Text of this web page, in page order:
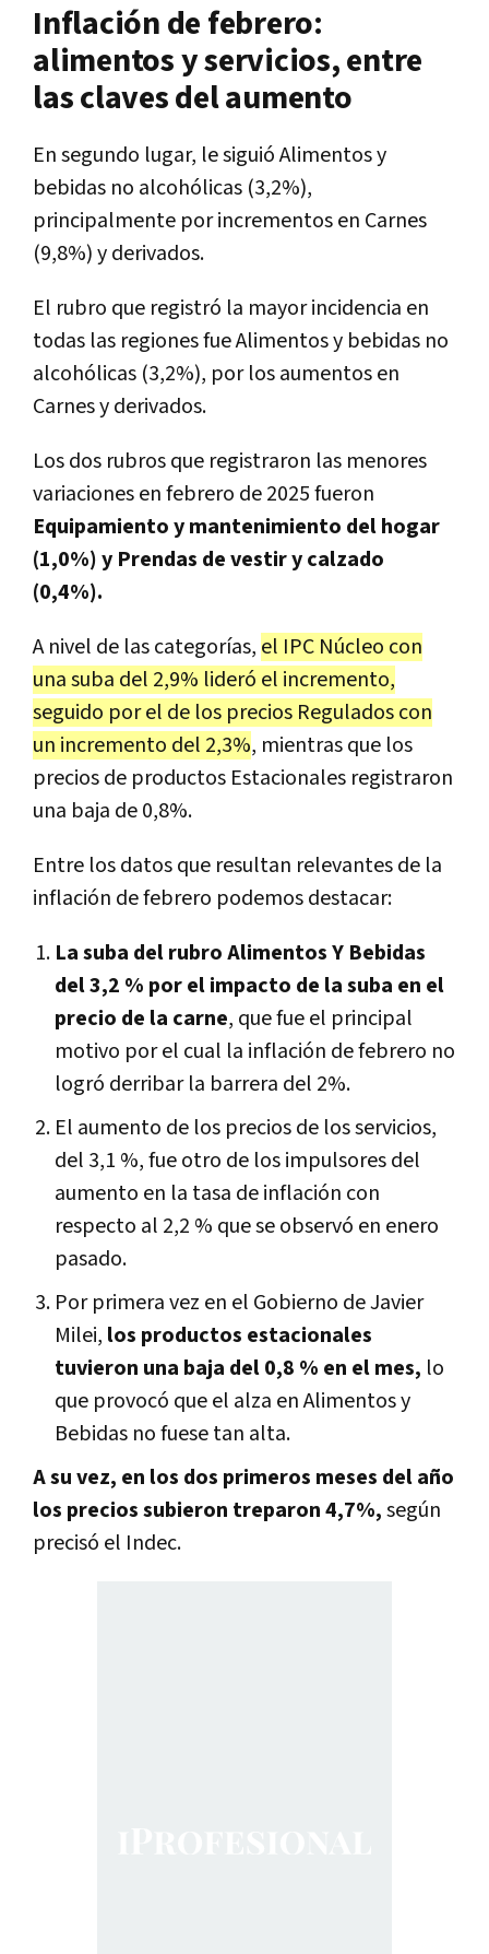
Inflación de febrero:
alimentos y servicios, entre
las claves del aumento
En segundo lugar, le siguió Alimentos y
bebidas no alcohólicas (3,2%),
principalmente por incrementos en Carnes
(9,8%) y derivados.
El rubro que registró la mayor incidencia en
todas las regiones fue Alimentos y bebidas no
alcohólicas (3,2%), por los aumentos en
Carnes y derivados.
Los dos rubros que registraron las menores
variaciones en febrero de 2025 fueron
Equipamiento y mantenimiento del hogar
(1,0%) y Prendas de vestir y calzado
(0,4%).
A nivel de las categorías, el IPC Núcleo con
una suba del 2,9% lideró el incremento,
seguido por el de los precios Regulados con
un incremento del 2,3%, mientras que los
precios de productos Estacionales registraron
una baja de 0,8%.
Entre los datos que resultan relevantes de la
inflación de febrero podemos destacar:
La suba del rubro Alimentos Y Bebidas
del 3,2 % por el impacto de la suba en el
precio de la carne, que fue el principal
motivo por el cual la inflación de febrero no
logró derribar la barrera del 2%.
El aumento de los precios de los servicios,
del 3,1 %, fue otro de los impulsores del
aumento en la tasa de inflación con
respecto al 2,2 % que se observó en enero
pasado.
Por primera vez en el Gobierno de Javier
Milei, los productos estacionales
tuvieron una baja del 0,8 % en el mes, lo
que provocó que el alza en Alimentos y
Bebidas no fuese tan alta.
A su vez, en los dos primeros meses del año
los precios subieron treparon 4,7%,según
precisó el Indec.